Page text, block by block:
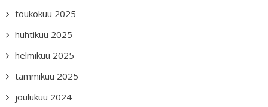
toukokuu 2025
huhtikuu 2025
helmikuu 2025
tammikuu 2025
joulukuu 2024